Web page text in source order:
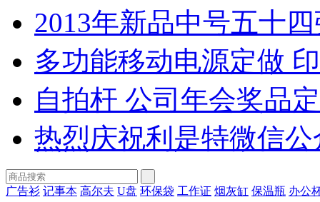
2013年新品中号五十
多功能移动电源定做
自拍杆 公司年会奖品
热烈庆祝利是特微信
广告衫 记事本 高尔夫 U盘 环保袋 工作证 烟灰缸 保温瓶 办公